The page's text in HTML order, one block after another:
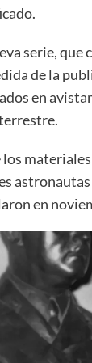
serie, que
de la
en
en